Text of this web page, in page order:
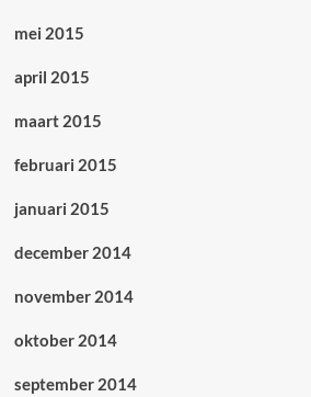
mei 2015
april 2015
maart 2015
februari 2015
januari 2015
december 2014
november 2014
oktober 2014
september 2014